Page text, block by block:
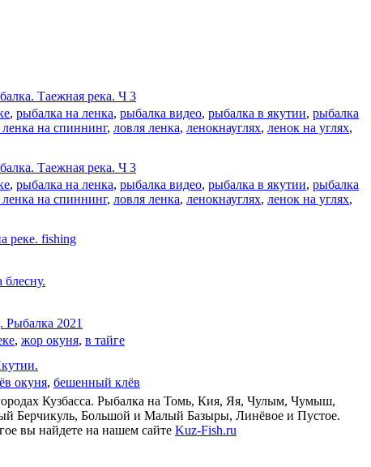
Таежная река. Ч 3
, рыбалка на ленка, рыбалка видео, рыбалка в якутии, рыбалка
ленка на спиннинг, ловля ленка, ленокнауглях, ленок на углях,
Таежная река. Ч 3
, рыбалка на ленка, рыбалка видео, рыбалка в якутии, рыбалка
ленка на спиннинг, ловля ленка, ленокнауглях, ленок на углях,
fishing
2021
, жор окуня, в тайге
окуня, бешенный клёв
Кузбасса. Рыбалка на Томь, Кия, Яя, Чулым, Чумыш,
Берчикуль, Большой и Малый Базыры, Линёвое и Пустое.
вы найдете на нашем сайте Kuz-Fish.ru